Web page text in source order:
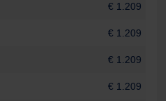
€ 1.209
€ 1.209
€ 1.209
€ 1.209